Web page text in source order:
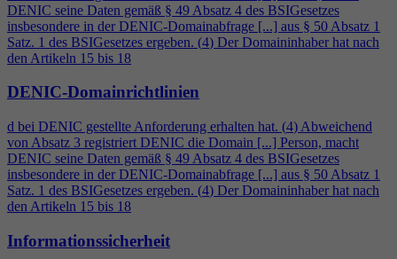
DENIC seine Daten gemäß § 49 Absatz 4 des BSIGesetzes
insbesondere in der DENIC-Domainabfrage [...] aus § 50 Absatz 1
Satz. 1 des BSIGesetzes ergeben. (4) Der Domaininhaber hat nach
den Artikeln 15 bis 18
DENIC-Domainrichtlinien
d bei DENIC gestellte Anforderung erhalten hat. (4) Abweichend
von Absatz 3 registriert DENIC die Domain [...] Person, macht
DENIC seine Daten gemäß § 49 Absatz 4 des BSIGesetzes
insbesondere in der DENIC-Domainabfrage [...] aus § 50 Absatz 1
Satz. 1 des BSIGesetzes ergeben. (4) Der Domaininhaber hat nach
den Artikeln 15 bis 18
Informationssicherheit